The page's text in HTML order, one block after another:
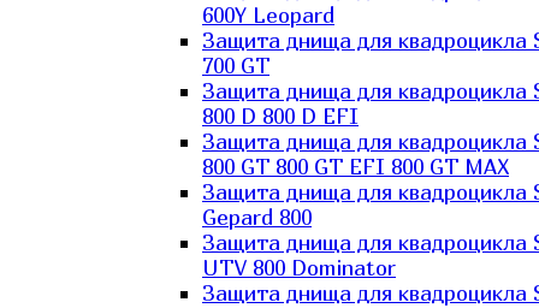
600Y Leopard
Защита днища для квадроцикла
700 GT
Защита днища для квадроцикла
800 D 800 D EFI
Защита днища для квадроцикла
800 GT 800 GT EFI 800 GT MAX
Защита днища для квадроцикла
Gepard 800
Защита днища для квадроцикла
UTV 800 Dominator
Защита днища для квадроцикла